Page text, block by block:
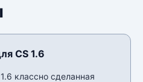
CS 1.6
классно сделанная